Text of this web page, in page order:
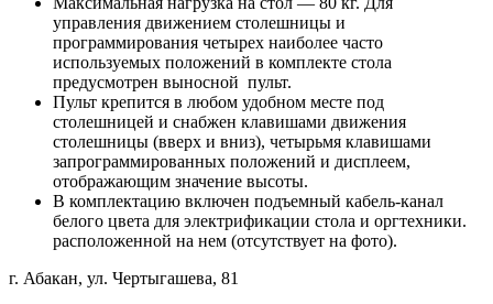
управления движением столешницы и
программирования четырех наиболее часто
используемых положений в комплекте стола
предусмотрен выносной пульт.
Пульт крепится в любом удобном месте под
столешницей и снабжен клавишами движения
столешницы (вверх и вниз), четырьмя клавишами
запрограммированных положений и дисплеем,
отображающим значение высоты.
В комплектацию включен подъемный кабель-канал
белого цвета для электрификации стола и оргтехники.
расположенной на нем (отсутствует на фото).
г. Абакан, ул. Чертыгашева, 81